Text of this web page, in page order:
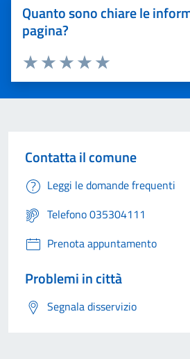
Quanto sono chiare le
pagina?
Valuta 5 stelle su 5
Valuta 4 stelle su 5
Valuta 3 stelle su 5
Valuta 2 stelle su 5
Valuta 1 stelle su 5
Contatta il comune
Leggi le domande frequenti
Telefono 035304111
Prenota appuntamento
Problemi in città
Segnala disservizio